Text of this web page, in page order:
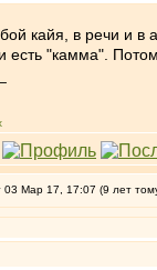
кайя, в речи и в
"камма".
03 Мар 17, 17:07 (9 лет